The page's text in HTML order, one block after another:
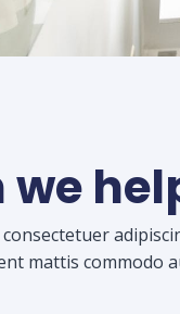
we
mattis commodo